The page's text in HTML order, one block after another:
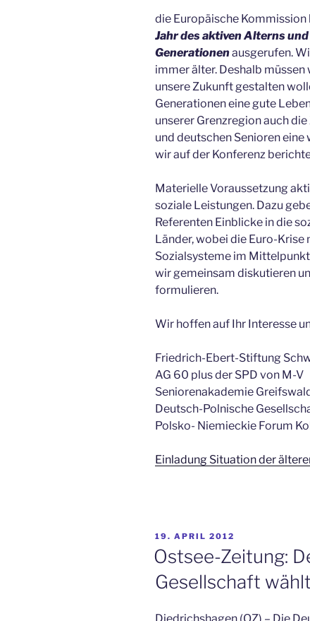
die Europäische Kommission
Jahr des aktiven Alterns
Generationenausgerufen.
immer älter. Deshalb
unsere Zukunft gestalten
Generationen eine gute
unserer Grenzregion auch
und deutschen Senioren
wir auf der Konferenz
Materielle Voraussetzung
soziale Leistungen. Dazu
Referenten Einblicke in die
Länder, wobei die Euro-
Sozialsysteme im
wir gemeinsam diskutieren
formulieren.
Wir hoffen auf Ihr Interesse
Friedrich-Ebert-Stiftung
AG 60 plus der SPD von M-V
Seniorenakademie
Deutsch-Polnische
Polsko- Niemieckie Forum
Einladung Situation der
VERÖFFENTLICHT
AM
19. APRIL 2012
Ostsee-Zeitung:
Gesellschaft